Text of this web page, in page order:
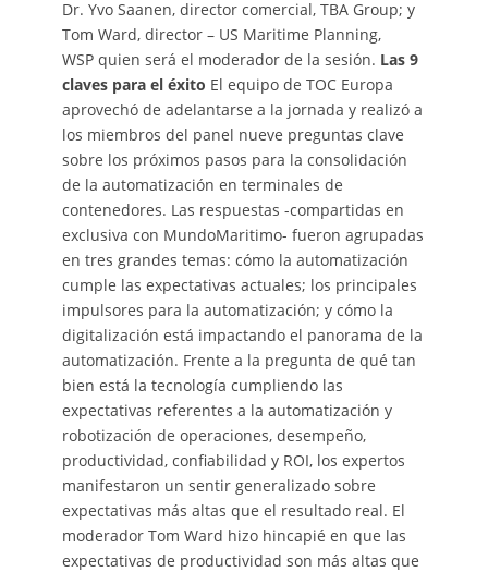
Dr. Yvo Saanen, director comercial, TBA Group; y
Tom Ward, director – US Maritime Planning,
WSP quien será el moderador de la sesión. Las 9
claves para el éxito El equipo de TOC Europa
aprovechó de adelantarse a la jornada y realizó a
los miembros del panel nueve preguntas clave
sobre los próximos pasos para la consolidación
de la automatización en terminales de
contenedores. Las respuestas -compartidas en
exclusiva con MundoMaritimo- fueron agrupadas
en tres grandes temas: cómo la automatización
cumple las expectativas actuales; los principales
impulsores para la automatización; y cómo la
digitalización está impactando el panorama de la
automatización. Frente a la pregunta de qué tan
bien está la tecnología cumpliendo las
expectativas referentes a la automatización y
robotización de operaciones, desempeño,
productividad, confiabilidad y ROI, los expertos
manifestaron un sentir generalizado sobre
expectativas más altas que el resultado real. El
moderador Tom Ward hizo hincapié en que las
expectativas de productividad son más altas que